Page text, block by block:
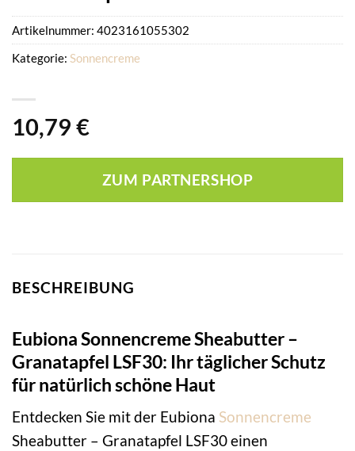
10,79 €
ZUM PARTNERSHOP
Artikelnummer: 4023161055302
Kategorie: Sonnencreme
BESCHREIBUNG
Eubiona Sonnencreme Sheabutter –
Granatapfel LSF30: Ihr täglicher Schutz
für natürlich schöne Haut
Entdecken Sie mit der Eubiona Sonnencreme
Sheabutter – Granatapfel LSF30 einen